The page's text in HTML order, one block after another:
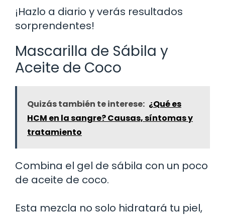
¡Hazlo a diario y verás resultados
sorprendentes!
Mascarilla de Sábila y
Aceite de Coco
Quizás también te interese: ¿Qué es
HCM en la sangre? Causas, síntomas y
tratamiento
Combina el gel de sábila con un poco
de aceite de coco.
Esta mezcla no solo hidratará tu piel,